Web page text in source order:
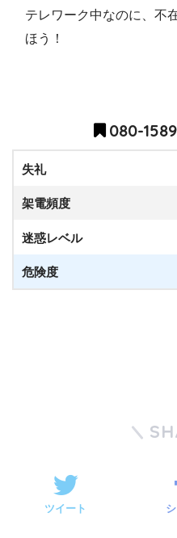
テレワーク中なのに、不
ほう！
080-
失礼
架電頻度
迷惑レベル
危険度
ツイート